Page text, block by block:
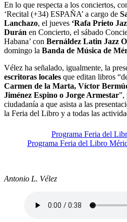
En lo que respecta a los conciertos,
‘Recital (+34) ESPAÑA’ a cargo de
Lanchazo, el jueves ‘Rafa Prieto
Durán en Concierto, el sábado
Habana’ con Bernáldez Latin Jazz
domingo la Banda de Música de
Vélez ha señalado, igualmente, la
escritoras locales que editan libros
Carmen de la Marta, Víctor
Jiménez Espino o Jorge Armestar”,
ciudadanía a que asista a las
la Feria del Libro y a todas las
Programa Feria del
Programa Feria del Libro
Antonio L. Vélez